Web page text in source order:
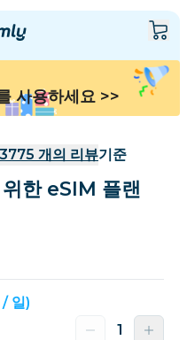
사용하세요 >>
3775 개의 리뷰기준
한 eSIM 플랜
일)